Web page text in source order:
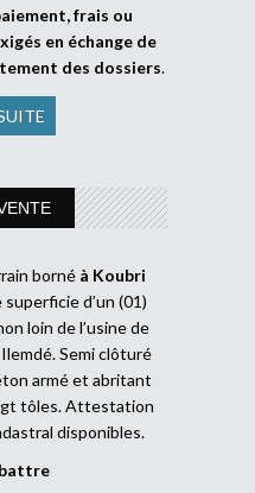
frais ou
en échange de
des dossiers.
borné à Koubri
superficie d’un (01)
loin de l’usine de
Semi clôturé
armé et abritant
tôles. Attestation
disponibles.